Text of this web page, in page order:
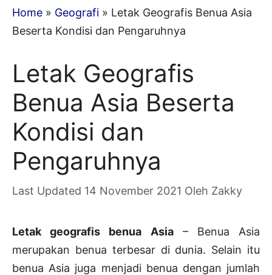
Home » Geografi » Letak Geografis Benua Asia
Beserta Kondisi dan Pengaruhnya
Letak Geografis
Benua Asia Beserta
Kondisi dan
Pengaruhnya
14 November 2021 Oleh Zakky
Letak geografis benua Asia– Benua Asia
merupakan benua terbesar di dunia. Selain itu
benua Asia juga menjadi benua dengan jumlah